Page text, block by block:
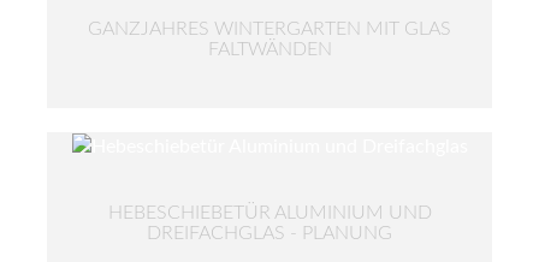
GANZJAHRES WINTERGARTEN MIT GLAS
FALTWÄNDEN
HEBESCHIEBETÜR ALUMINIUM UND
DREIFACHGLAS - PLANUNG